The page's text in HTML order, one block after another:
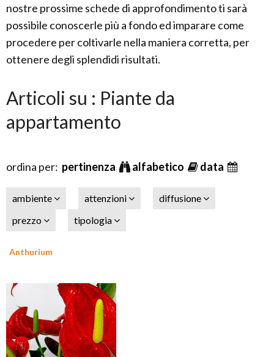
nostre prossime schede di approfondimento ti sarà
possibile conoscerle più a fondo ed imparare come
procedere per coltivarle nella maniera corretta, per
ottenere degli splendidi risultati.
Articoli su : Piante da
appartamento
ordina per: pertinenza alfabetico data
ambiente attenzioni
diffusione
prezzo
tipologia
Anthurium